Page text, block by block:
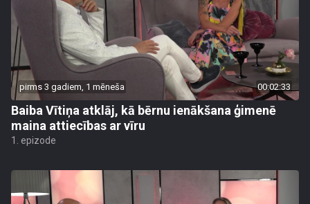
pirms 3 gadiem, 1 mēneša 00:02:33
Baiba Vītiņa atklāj, kā bērnu ienākšana ģimenē
maina attiecības ar vīru
1. epizode